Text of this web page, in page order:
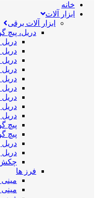
خانه
ابزار آلات
ابزار آلات برقی
دریل،
دریل
پیچ
پیچ
دریل
چکش
فرز ها
مینی